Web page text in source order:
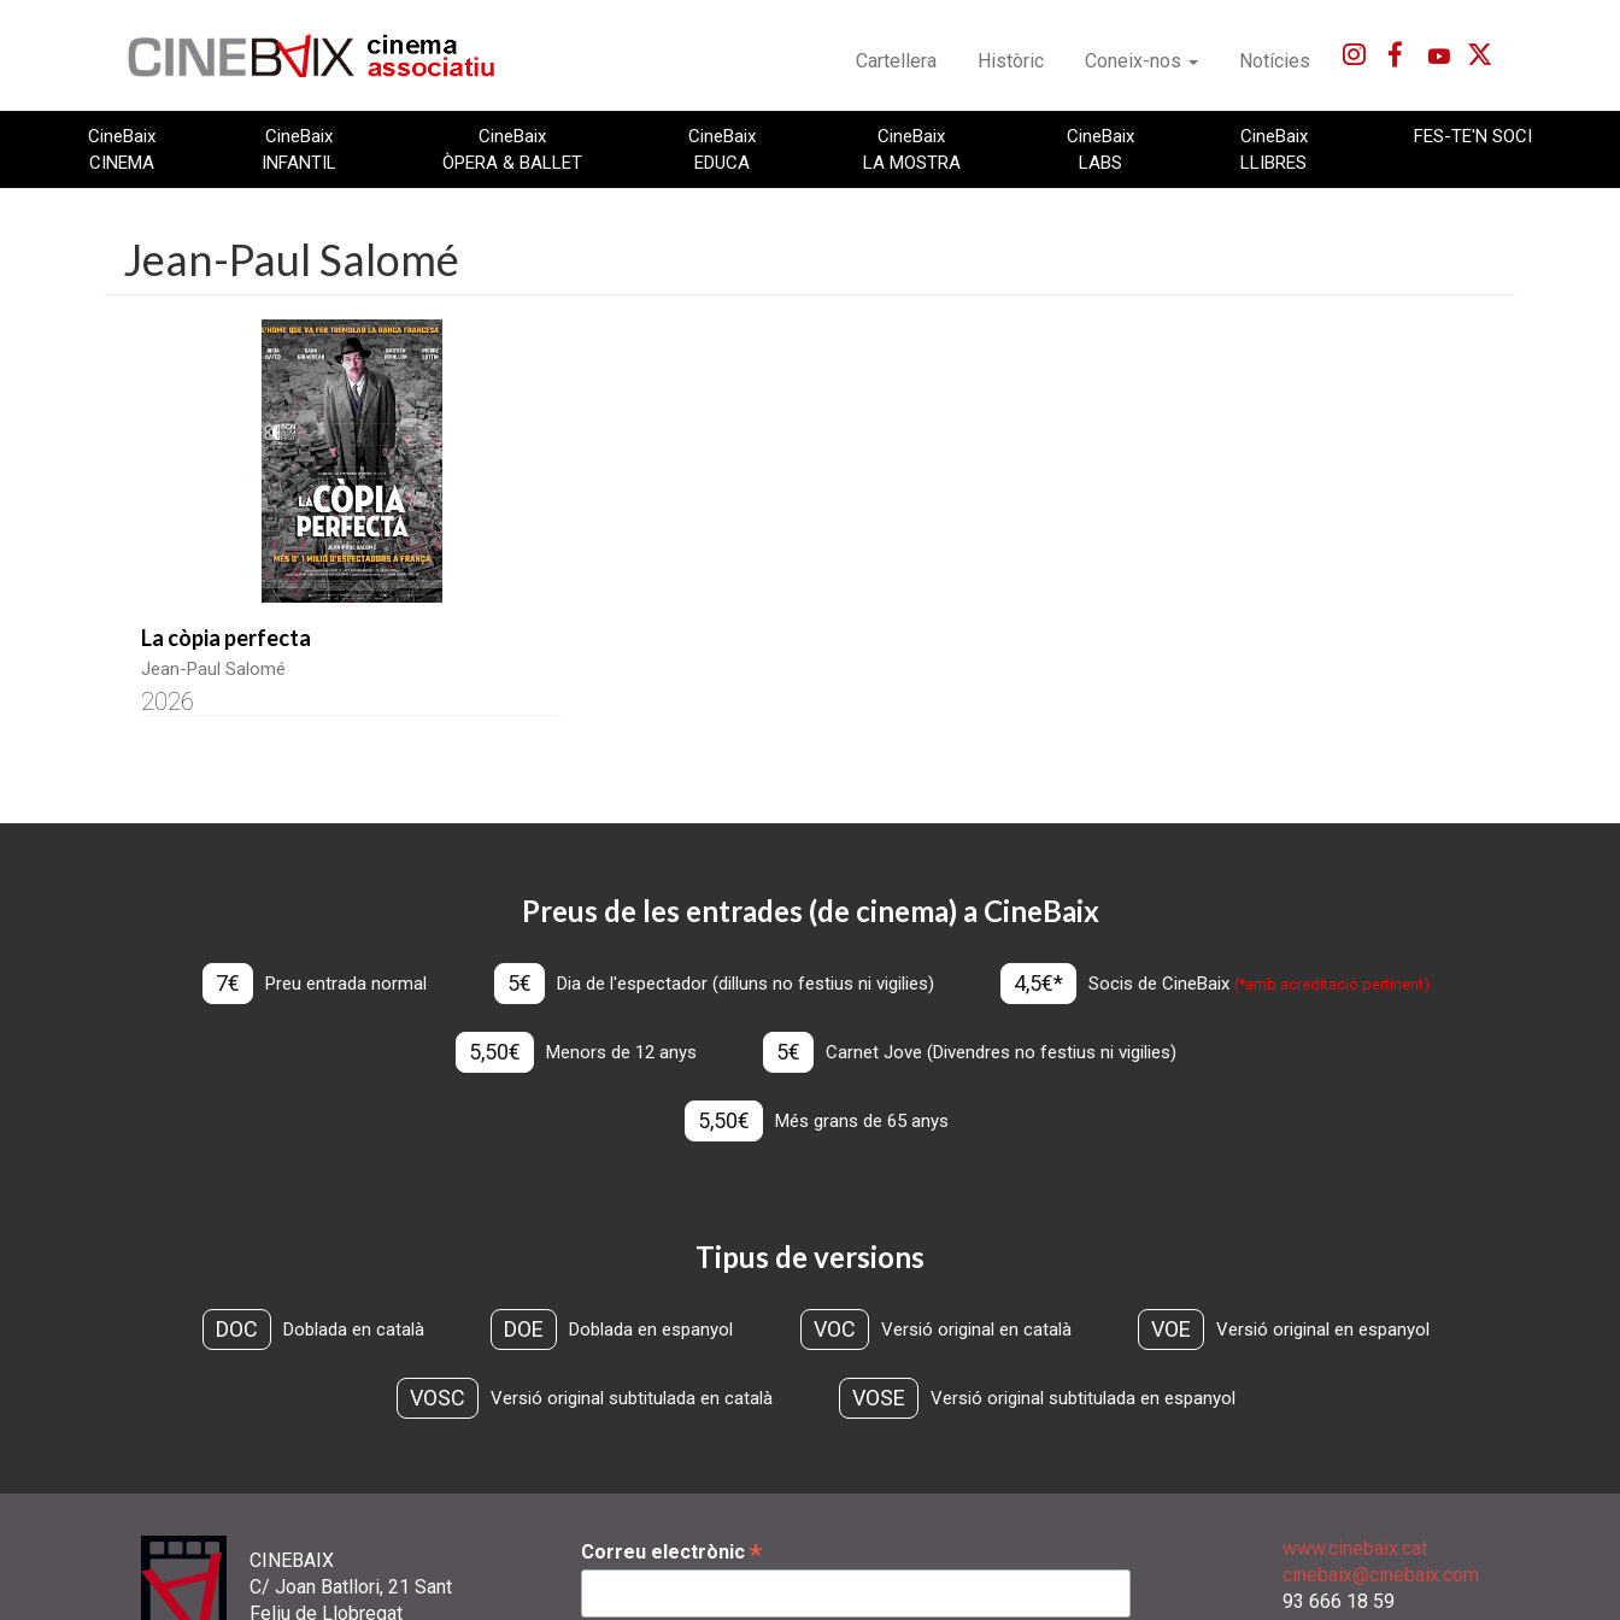
Cartellera Històric Coneix-nos Notícies
CineBaix
CINEMA
CineBaix
INFANTIL
CineBaix
ÒPERA & BALLET
CineBaix
EDUCA
CineBaix
LA MOSTRA
CineBaix
LABS
CineBaix
LLIBRES
FES-TE'N SOCI
Jean-Paul Salomé
La còpia perfecta
Jean-Paul Salomé
2026
Preus de les entrades (de cinema) a CineBaix
7€ Preu entrada normal 5€ Dia de l'espectador (dilluns no festius ni vigilies) 4,5€* Socis de CineBaix(*amb acreditació pertinent)
5,50€ Menors de 12 anys 5€ Carnet Jove (Divendres no festius ni vigilies)
5,50€ Més grans de 65 anys
Tipus de versions
DOC Doblada en català DOE Doblada en espanyol VOC Versió original en català VOE Versió original en espanyol
VOSC Versió original subtitulada en català VOSE Versió original subtitulada en espanyol
CINEBAIX
C/ Joan Batllori, 21 Sant
Feliu de Llobregat
Correu electrònic *
www.cinebaix.cat
cinebaix@cinebaix.com
93 666 18 59